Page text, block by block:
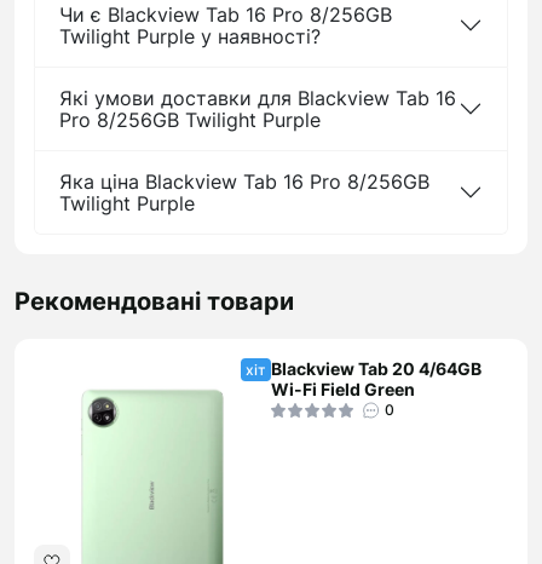
Чи є Blackview Tab 16 Pro 8/256GB
Twilight Purple у наявності?
Які умови доставки для Blackview Tab 16
Pro 8/256GB Twilight Purple
Яка ціна Blackview Tab 16 Pro 8/256GB
Twilight Purple
Рекомендовані товари
хіт Blackview Tab 20 4/64GB
Wi-Fi Field Green
0